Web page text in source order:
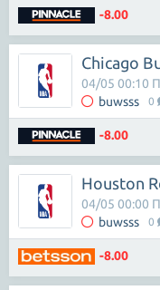
-8.00
Chicago
buwsss 0
04/05 00:10
-8.00
buwsss 0
04/05 00:00
-8.00